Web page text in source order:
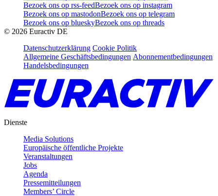
Bezoek ons op rss-feedBezoek ons op instagram
Bezoek ons op mastodonBezoek ons op telegram
Bezoek ons op blueskyBezoek ons op threads
© 2026 Euractiv DE
Datenschutzerklärung Cookie Politik
Allgemeine Geschäftsbedingungen Abonnementbedingungen
Handelsbedingungen
Dienste
Media Solutions
Europäische öffentliche Projekte
Veranstaltungen
Jobs
Agenda
Pressemitteilungen
Members’ Circle